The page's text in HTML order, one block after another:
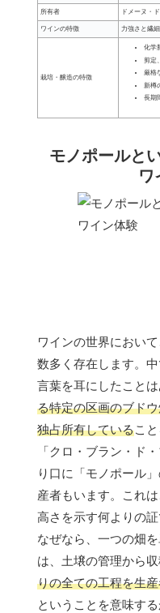
所有者 ドメーヌ・
ワインの特徴 力強さと繊
栽培・醸造の特徴
化学
剪定
厳格
新樽
長期
モノポールと
ワ
ワインの世界におい
数多く存在します。
言葉を耳にしたこと
る特定の区画のブド
独占所有しているこ
「クロ・ブラン・ド
り口に「モノポール
産者もいます。これ
高さを示す何よりの証
なぜなら、一つの畑
は、土壌の管理から収
りの全ての工程を生
ということを意味す